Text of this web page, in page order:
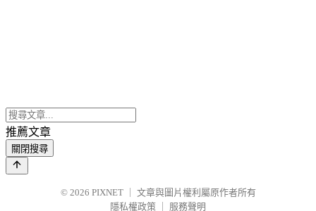
推薦文章
關閉搜尋
© 2026 PIXNET
文章與圖片權利屬原作者所有
隱私權政策
服務聲明